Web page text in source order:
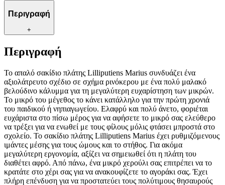
Περιγραφή
+
Περιγραφή
Το απαλό σακίδιο πλάτης Lilliputiens Marius συνδυάζει ένα
αξιολάτρευτο σχέδιο σε σχήμα ρινόκερου με ένα πολύ μαλακό
βελούδινο κάλυμμα για τη μεγαλύτερη ευχαρίστηση των μικρών.
Το μικρό του μέγεθος το κάνει κατάλληλο για την πρώτη χρονιά
του παιδικού ή νηπιαγωγείου. Ελαφρύ και πολύ άνετο, φοριέται
ευχάριστα στο πίσω μέρος για να αφήσετε το μικρό σας ελεύθερο
να τρέξει για να ενωθεί με τους φίλους μόλις φτάσει μπροστά στο
σχολείο. Το σακίδιο πλάτης Lilliputiens Marius έχει ρυθμιζόμενους
ιμάντες μέσης για τους ώμους και το στήθος. Για ακόμα
μεγαλύτερη εργονομία, αξίζει να σημειωθεί ότι η πλάτη του
διαθέτει αφρό. Από πάνω, ένα μικρό χερούλι σας επιτρέπει να το
κρατάτε στο χέρι σας για να ανακουφίζετε το αγοράκι σας. Έχει
πλήρη επένδυση για να προστατεύει τους πολύτιμους θησαυρούς